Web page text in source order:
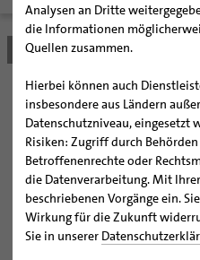
Analysen an Dritte
die Informationen
Quellen zusammen.
Hierbei können auch
insbesondere aus Ländern
Datenschutzniveau, eingesetzt
Risiken: Zugriff durch
Betroffenenrechte oder
die Datenverarbeitung. Mit
beschriebenen Vorgänge ein.
Wirkung für die Zukunft
Sie in unserer
BISTUM
Bischöfe
Weihbischof Dr. Martin
Bischof em. Norbert Trelle
Weihbischof em. Bongartz
Weihbischof em. Schwerdtfeger
Weihbischof em. Koitz
Bischof em. Dr. Wüstenberg
Generalvikariat
Gremien
Diözesangericht
Gemeindegremien
Pfarrgemeinden
Hildesheimer Dom
Virtueller Rundgang durch den
Tausendjähriger Rosenstock
Die Hildesheimer Dommusik
Wallfahrten | Pilgern
Termine Wallfahrten und
Jakobswege im Bistum
Veranstaltungen
Strategieprozess
Jugend
Bistum Hildesheim
Wilmer
diskutieren
über
Diskussion heute
Elftklässlern des